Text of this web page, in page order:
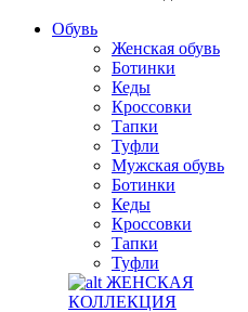
Обувь
Женская обувь
Ботинки
Кеды
Кроссовки
Тапки
Туфли
Мужская обувь
Ботинки
Кеды
Кроссовки
Тапки
Туфли
ЖЕНСКАЯ
КОЛЛЕКЦИЯ